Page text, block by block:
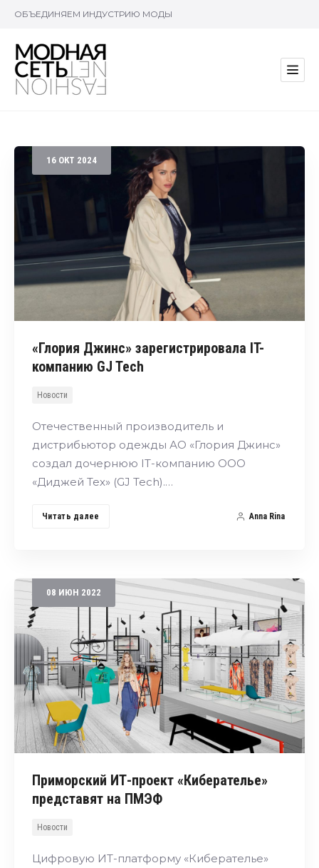
ОБЪЕДИНЯЕМ ИНДУСТРИЮ МОДЫ
16 ОКТ 2024
«Глория Джинс» зарегистрировала IT-
компанию GJ Tech
Новости
Отечественный производитель и
дистрибьютор одежды АО «Глория Джинс»
создал дочернюю IT-компанию ООО
«Диджей Тех» (GJ Tech).…
Читать далее Anna Rina
08 ИЮН 2022
Приморский ИТ-проект «Киберателье»
представят на ПМЭФ
Новости
Цифровую ИТ-платформу «Киберателье»